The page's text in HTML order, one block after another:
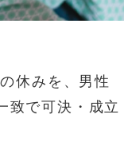
休みを、男性
致で可決・成立